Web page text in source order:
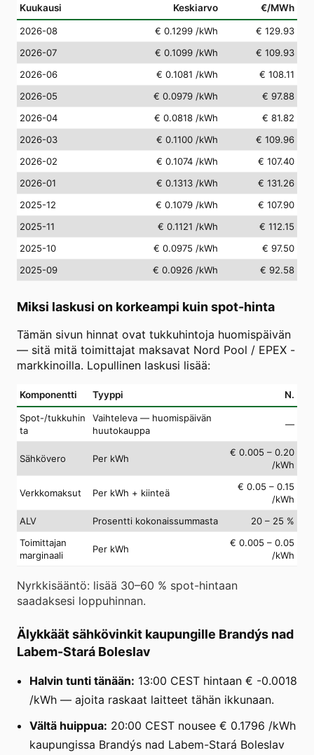
Kuukausi Keskiarvo €/MWh
2026-08 € 0.1299 /kWh
€ 129.93
2026-07
€ 0.1099 /kWh
€ 109.93
2026-06
€ 0.1081 /kWh
€ 108.11
2026-05
€ 0.0979 /kWh
€ 97.88
2026-04
€ 0.0818 /kWh
€ 81.82
2026-03
€ 0.1100 /kWh
€ 109.96
2026-02
€ 0.1074 /kWh
€ 107.40
2026-01
€ 0.1313 /kWh
€ 131.26
2025-12
€ 0.1079 /kWh
€ 107.90
2025-11
€ 0.1121 /kWh
€ 112.15
2025-10
€ 0.0975 /kWh
€ 97.50
2025-09
€ 0.0926 /kWh € 92.58
Miksi laskusi on korkeampi kuin spot-hinta
Tämän sivun hinnat ovat tukkuhintoja huomispäivän
— sitä mitä toimittajat maksavat Nord Pool / EPEX -
markkinoilla. Lopullinen laskusi lisää:
Komponentti Tyyppi N.
Spot-/tukkuhin
ta
Vaihteleva — huomispäivän
huutokauppa
—
Sähkövero Per kWh
€ 0.005 – 0.20
/kWh
Verkkomaksut Per kWh + kiinteä
€ 0.05 – 0.15
/kWh
ALV
Prosentti kokonaissummasta
20 – 25 %
Toimittajan
marginaali
Per kWh
€ 0.005 – 0.05
/kWh
Nyrkkisääntö: lisää 30–60 % spot-hintaan
saadaksesi loppuhinnan.
Älykkäät sähkövinkit kaupungille Brandýs nad
Labem-Stará Boleslav
Halvin tunti tänään: 13:00 CEST hintaan € -0.0018
/kWh — ajoita raskaat laitteet tähän ikkunaan.
Vältä huippua: 20:00 CEST nousee € 0.1796 /kWh
kaupungissa Brandýs nad Labem-Stará Boleslav